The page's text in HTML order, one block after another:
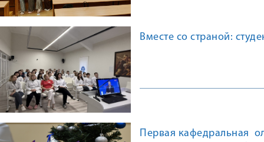
Вместе со страной:
Первая кафедральная